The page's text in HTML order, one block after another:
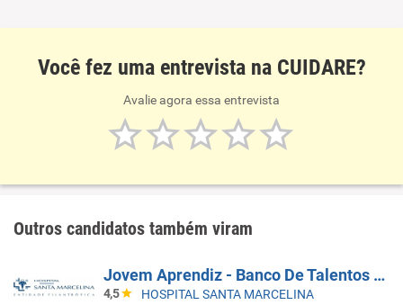
Você fez uma entrevista na CUIDARE?
Avalie agora essa entrevista
Outros candidatos também viram
Jovem Aprendiz - Banco De Talentos Do Programa De Aprendizagem Santa Marcelina Saúde 2026
4,5 HOSPITAL SANTA MARCELINA